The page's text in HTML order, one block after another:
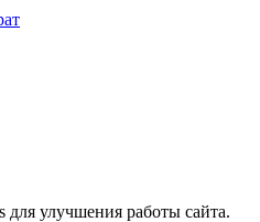
улучшения работы сайта.